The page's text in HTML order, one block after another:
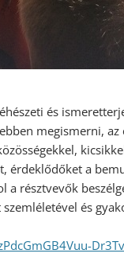
és
megismerni,
érdeklődőket a
a résztvevők
és